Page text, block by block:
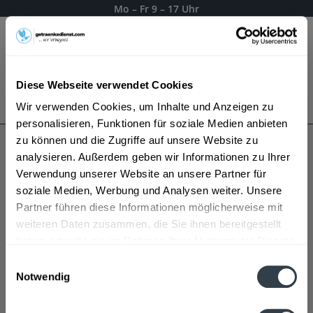
Diese Webseite verwendet Cookies
Wir verwenden Cookies, um Inhalte und Anzeigen zu
personalisieren, Funktionen für soziale Medien anbieten
zu können und die Zugriffe auf unsere Website zu
analysieren. Außerdem geben wir Informationen zu Ihrer
Verwendung unserer Website an unsere Partner für
soziale Medien, Werbung und Analysen weiter. Unsere
Partner führen diese Informationen möglicherweise mit
weiteren Daten zusammen, die Sie ihnen bereitgestellt
Notwendig
Mo – Fr 9 – 17 Uhr
Es gilt unsereDatenschutzerklärung
Göller